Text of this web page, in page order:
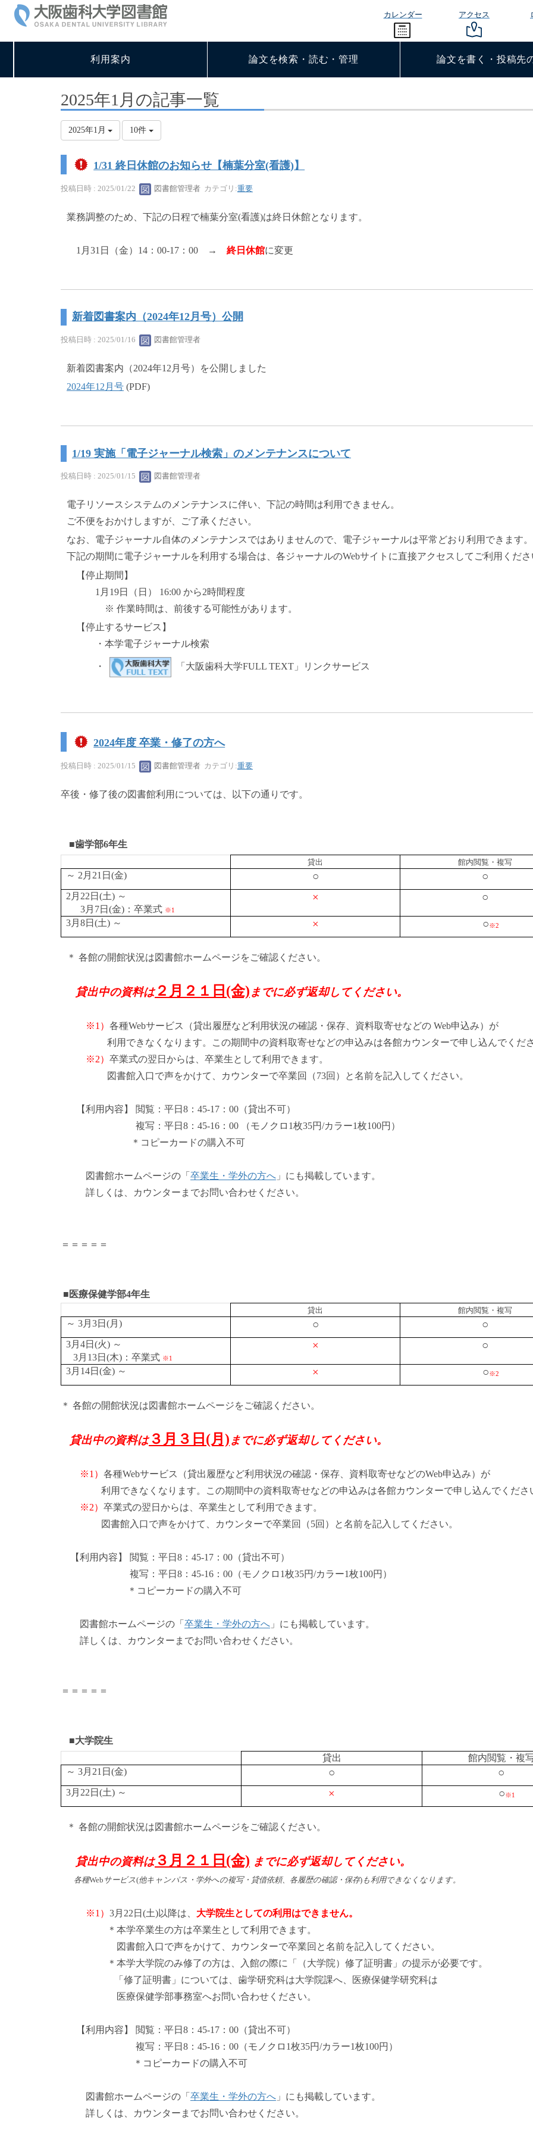
カレンダー アクセス
利用案内 論文を検索・読む・管理 論文を書く・投稿先
2025年1月の記事一覧
2025年1月 10件
1/31 終日休館のお知らせ【楠葉分室(看護)】
投稿日時 : 2025/01/22 図書館管理者 カテゴリ:重要
業務調整のため、下記の日程で楠葉分室(看護)は終日休館となります。
1月31日（金）14：00-17：00 → 終日休館に変更
新着図書案内（2024年12月号）公開
投稿日時 : 2025/01/16 図書館管理者
新着図書案内（2024年12月号）を公開しました
2024年12月号 (PDF)
1/19 実施「電子ジャーナル検索」のメンテナンスについて
投稿日時 : 2025/01/15 図書館管理者
電子リソースシステムのメンテナンスに伴い、下記の時間は利用できません。
ご不便をおかけしますが、ご了承ください。
なお、電子ジャーナル自体のメンテナンスではありませんので、電子ジャーナルは平常どおり利用できます。
下記の期間に電子ジャーナルを利用する場合は、各ジャーナルのWebサイトに直接アクセスしてご利用くだ
【停止期間】
1月19日（日） 16:00 から2時間程度
※ 作業時間は、前後する可能性があります。
【停止するサービス】
・本学電子ジャーナル検索
・ 「大阪歯科大学FULL TEXT」リンクサービス
2024年度 卒業・修了の方へ
投稿日時 : 2025/01/15 図書館管理者 カテゴリ:重要
卒後・修了後の図書館利用については、以下の通りです。
■歯学部6年生
貸出 館内閲覧・複写
～ 2月21日(金) ○ ○
2月22日(土) ～
3月7日(金)：卒業式 ※1
× ○
3月8日(土) ～ × ○※2
＊ 各館の開館状況は図書館ホームページをご確認ください。
貸出中の資料は２月２１日(金) までに必ず返却してください。
※1） 各種Webサービス（貸出履歴など利用状況の確認・保存、資料取寄せなどの Web申込み）が
利用できなくなります。この期間中の資料取寄せなどの申込みは各館カウンターで申し込んでくだ
※2） 卒業式の翌日からは、卒業生として利用できます。
図書館入口で声をかけて、カウンターで卒業回（73回）と名前を記入してください。
【利用内容】 閲覧：平日8：45-17：00（貸出不可）
複写：平日8：45-16：00 （モノクロ1枚35円/カラー1枚100円）
＊コピーカードの購入不可
図書館ホームページの「 卒業生・学外の方へ 」にも掲載しています。
詳しくは、カウンターまでお問い合わせください。
＝＝＝＝＝
■医療保健学部4年生
貸出 館内閲覧・複写
～ 3月3日(月) ○ ○
3月4日(火) ～
3月13日(木)：卒業式 ※1
× ○
3月14日(金) ～ × ○※2
＊ 各館の開館状況は図書館ホームページをご確認ください。
貸出中の資料は３月３日(月) までに必ず返却してください。
※1） 各種Webサービス（貸出履歴など利用状況の確認・保存、資料取寄せなどのWeb申込み）が
利用できなくなります。この期間中の資料取寄せなどの申込みは各館カウンターで申し込んでくださ
※2） 卒業式の翌日からは、卒業生として利用できます。
図書館入口で声をかけて、カウンターで卒業回（5回）と名前を記入してください。
【利用内容】 閲覧：平日8：45-17：00（貸出不可）
複写：平日8：45-16：00（モノクロ1枚35円/カラー1枚100円）
＊コピーカードの購入不可
図書館ホームページの「 卒業生・学外の方へ 」にも掲載しています。
詳しくは、カウンターまでお問い合わせください。
＝＝＝＝＝
■大学院生
貸出
館内閲覧・複
～ 3月21日(金)
○ ○
3月22日(土) ～ × ○※1
＊ 各館の開館状況は図書館ホームページをご確認ください。
貸出中の資料は３月２１日(金) までに必ず返却してください。
各種Web サービス(他キャンパス・学外への複写・貸借依頼、各履歴の確認・保存) も利用できなくなります。
※1） 3月22日(土)以降は、 大学院生としての利用はできません。
＊本学卒業生の方は卒業生として利用できます。
図書館入口で声をかけて、カウンターで卒業回と名前を記入してください。
＊本学大学院のみ修了の方は、入館の際に「（大学院）修了証明書」の提示が必要です。
「修了証明書」については、歯学研究科は大学院課へ、医療保健学研究科は
医療保健学部事務室へお問い合わせください。
【利用内容】 閲覧：平日8：45-17：00（貸出不可）
複写：平日8：45-16：00（モノクロ1枚35円/カラー1枚100円）
＊コピーカードの購入不可
図書館ホームページの「 卒業生・学外の方へ 」にも掲載しています。
詳しくは、カウンターまでお問い合わせください。